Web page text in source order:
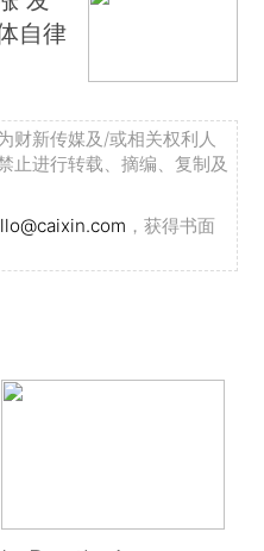
自律
财新传媒及/或相关权利人
止进行转载、摘编、复制及
，获得书面